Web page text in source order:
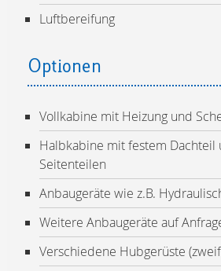
Luftbereifung
Optionen
Vollkabine mit Heizung und
Halbkabine mit festem Dachteil
Seitenteilen
Anbaugeräte wie z.B.
Weitere Anbaugeräte auf
Verschiedene Hubgerüste